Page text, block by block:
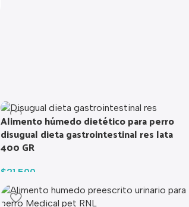
Alimento húmedo dietético para perro
disugual dieta gastrointestinal res lata
400 GR
$21.500